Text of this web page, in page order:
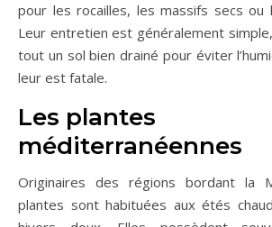
pour les rocailles, les massifs secs ou
Leur entretien est généralement
tout un sol bien drainé pour éviter
leur est fatale.
Les plantes
méditerranéennes
Originaires des régions bordant la
plantes sont habituées aux étés